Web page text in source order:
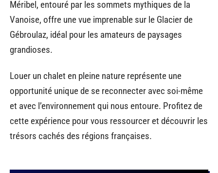
Méribel, entouré par les sommets mythiques de la
Vanoise, offre une vue imprenable sur le Glacier de
Gébroulaz, idéal pour les amateurs de paysages
grandioses.
Louer un chalet en pleine nature représente une
opportunité unique de se reconnecter avec soi-même
et avec l’environnement qui nous entoure. Profitez de
cette expérience pour vous ressourcer et découvrir les
trésors cachés des régions françaises.